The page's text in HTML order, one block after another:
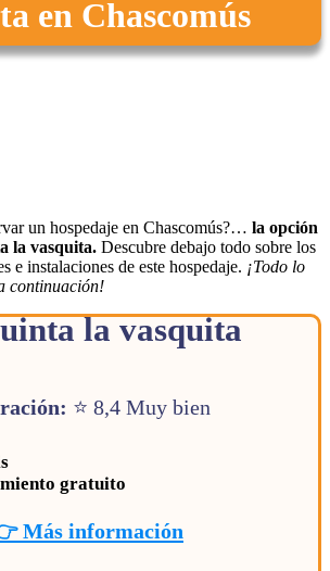
en Chascomús
un hospedaje en Chascomús?… la opción
la vasquita. Descubre debajo todo sobre los
e instalaciones de este hospedaje. ¡Todo lo
continuación!
la vasquita
⭐ 8,4 Muy bien
gratuito
Más información